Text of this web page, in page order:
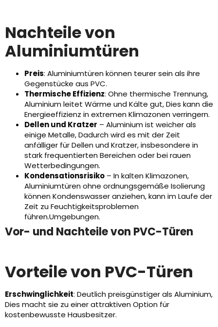
Nachteile von
Aluminiumtüren
Preis: Aluminiumtüren können teurer sein als ihre
Gegenstücke aus PVC.
Thermische Effizienz: Ohne thermische Trennung,
Aluminium leitet Wärme und Kälte gut, Dies kann die
Energieeffizienz in extremen Klimazonen verringern.
Dellen und Kratzer – Aluminium ist weicher als
einige Metalle, Dadurch wird es mit der Zeit
anfälliger für Dellen und Kratzer, insbesondere in
stark frequentierten Bereichen oder bei rauen
Wetterbedingungen.
Kondensationsrisiko – In kalten Klimazonen,
Aluminiumtüren ohne ordnungsgemäße Isolierung
können Kondenswasser anziehen, kann im Laufe der
Zeit zu Feuchtigkeitsproblemen
führen.Umgebungen.
Vor- und Nachteile von PVC-Türen
Vorteile von PVC-Türen
Erschwinglichkeit: Deutlich preisgünstiger als Aluminium,
Dies macht sie zu einer attraktiven Option für
kostenbewusste Hausbesitzer.